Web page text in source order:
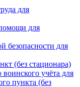
для
для
безопасности для
(без стационара)
учёта для
пункта (без